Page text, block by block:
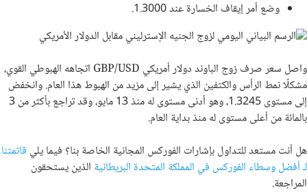
وضع أمر إيقاف الخسارة عند 1.3000.
واصل سعر صرف زوج الباوند دولار أمريكي GBP/USD اتجاهه الهبوطي القوي،
مشكلًا نمط الرأس والكتفين الذي يشير إلى مزيد من الهبوط هذا العام. وانخفض
إلى مستوى 1.3245، وهو أدنى مستوى له منذ 13 مايو، وقد تراجع بأكثر من 3
بالمائة من أعلى مستوى له منذ بداية العام.
هل أنت مستعد للتداول بإشارات الفوركس المجانية الخاصة بنا؟ فيما يلي قائمتنا
لـ أفضل وسطاء الفوركس في المملكة المتحدة البريطانية الذين يستحقون
المراجعة.